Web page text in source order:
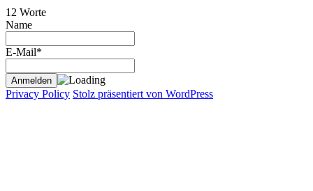
12 Worte
Name
E-Mail*
Privacy Policy Stolz präsentiert von WordPress